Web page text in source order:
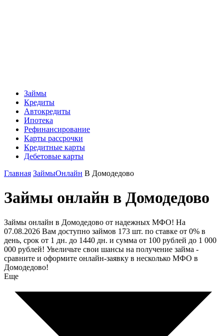
Займы
Кредиты
Автокредиты
Ипотека
Рефинансирование
Карты рассрочки
Кредитные карты
Дебетовые карты
Главная ЗаймыОнлайн В Домодедово
Займы онлайн в Домодедово
Займы онлайн в Домодедово от надежных МФО! На
07.08.2026 Вам доступно займов 173 шт. по ставке от 0% в
день, срок от 1 дн. до 1440 дн. и сумма от 100 рублей до 1 000
000 рублей! Увеличьте свои шансы на получение займа -
сравните и оформите онлайн-заявку в несколько МФО в
Домодедово!
Еще